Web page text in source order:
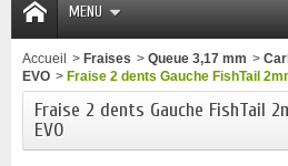
MENU
Accueil > Fraises > Queue 3,17 mm >
EVO > Fraise 2 dents Gauche FishTail
Fraise 2 dents Gauche FishTail
EVO